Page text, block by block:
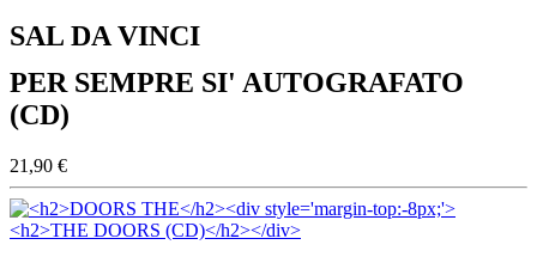
SAL DA VINCI
PER SEMPRE SI' AUTOGRAFATO
(CD)
21,90 €